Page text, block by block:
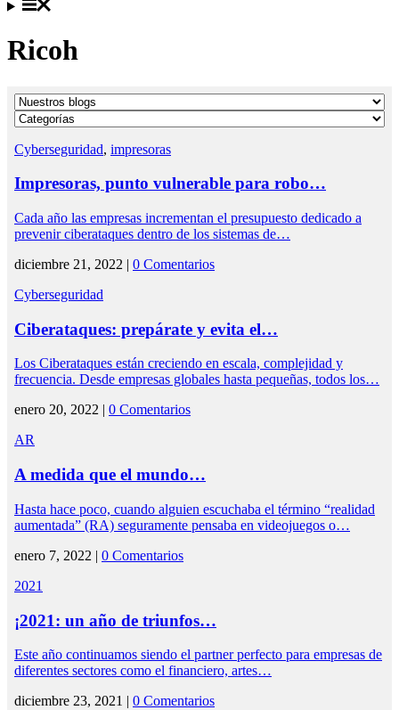
Ricoh
Cyberseguridad, impresoras
Impresoras, punto vulnerable para robo…
Cada año las empresas incrementan el presupuesto dedicado a
prevenir ciberataques dentro de los sistemas de…
diciembre 21, 2022 | 0 Comentarios
Cyberseguridad
Ciberataques: prepárate y evita el…
Los Ciberataques están creciendo en escala, complejidad y
frecuencia. Desde empresas globales hasta pequeñas, todos los…
enero 20, 2022 | 0 Comentarios
AR
A medida que el mundo…
Hasta hace poco, cuando alguien escuchaba el término “realidad
aumentada” (RA) seguramente pensaba en videojuegos o…
enero 7, 2022 | 0 Comentarios
2021
¡2021: un año de triunfos…
Este año continuamos siendo el partner perfecto para empresas de
diferentes sectores como el financiero, artes…
diciembre 23, 2021 | 0 Comentarios